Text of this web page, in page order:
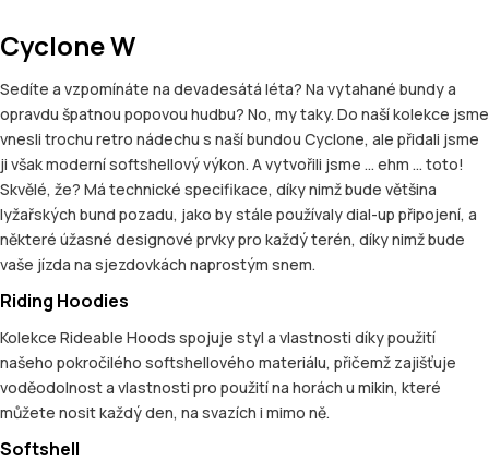
Cyclone W
Sedíte a vzpomínáte na devadesátá léta? Na vytahané bundy a
opravdu špatnou popovou hudbu? No, my taky. Do naší kolekce jsme
vnesli trochu retro nádechu s naší bundou Cyclone, ale přidali jsme
ji však moderní softshellový výkon. A vytvořili jsme ... ehm ... toto!
Skvělé, že? Má technické specifikace, díky nimž bude většina
lyžařských bund pozadu, jako by stále používaly dial-up připojení, a
některé úžasné designové prvky pro každý terén, díky nimž bude
vaše jízda na sjezdovkách naprostým snem.
Riding Hoodies
Kolekce Rideable Hoods spojuje styl a vlastnosti díky použití
našeho pokročilého softshellového materiálu, přičemž zajišťuje
voděodolnost a vlastnosti pro použití na horách u mikin, které
můžete nosit každý den, na svazích i mimo ně.
Softshell